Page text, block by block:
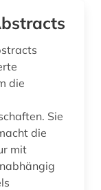
die
Sie
die
mit